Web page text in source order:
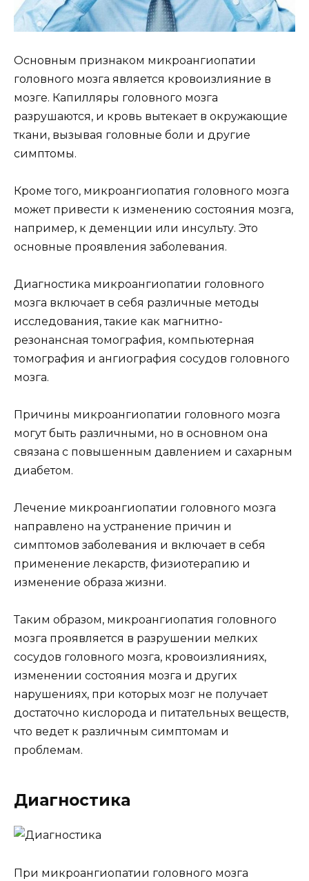
Основным признаком микроангиопатии
головного мозга является кровоизлияние в
мозге. Капилляры головного мозга
разрушаются, и кровь вытекает в окружающие
ткани, вызывая головные боли и другие
симптомы.
Кроме того, микроангиопатия головного мозга
может привести к изменению состояния мозга,
например, к деменции или инсульту. Это
основные проявления заболевания.
Диагностика микроангиопатии головного
мозга включает в себя различные методы
исследования, такие как магнитно-
резонансная томография, компьютерная
томография и ангиография сосудов головного
мозга.
Причины микроангиопатии головного мозга
могут быть различными, но в основном она
связана с повышенным давлением и сахарным
диабетом.
Лечение микроангиопатии головного мозга
направлено на устранение причин и
симптомов заболевания и включает в себя
применение лекарств, физиотерапию и
изменение образа жизни.
Таким образом, микроангиопатия головного
мозга проявляется в разрушении мелких
сосудов головного мозга, кровоизлияниях,
изменении состояния мозга и других
нарушениях, при которых мозг не получает
достаточно кислорода и питательных веществ,
что ведет к различным симптомам и
проблемам.
Диагностика
При микроангиопатии головного мозга